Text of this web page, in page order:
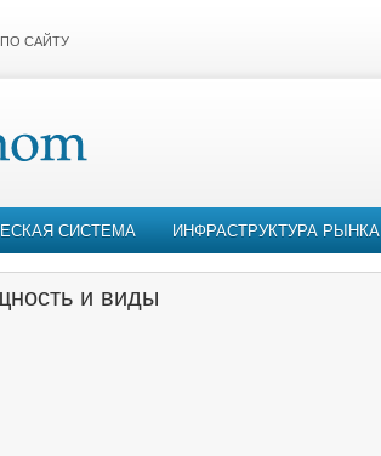
САЙТУ
СИСТЕМА ИНФРАСТРУКТУРА РЫНКА
и виды